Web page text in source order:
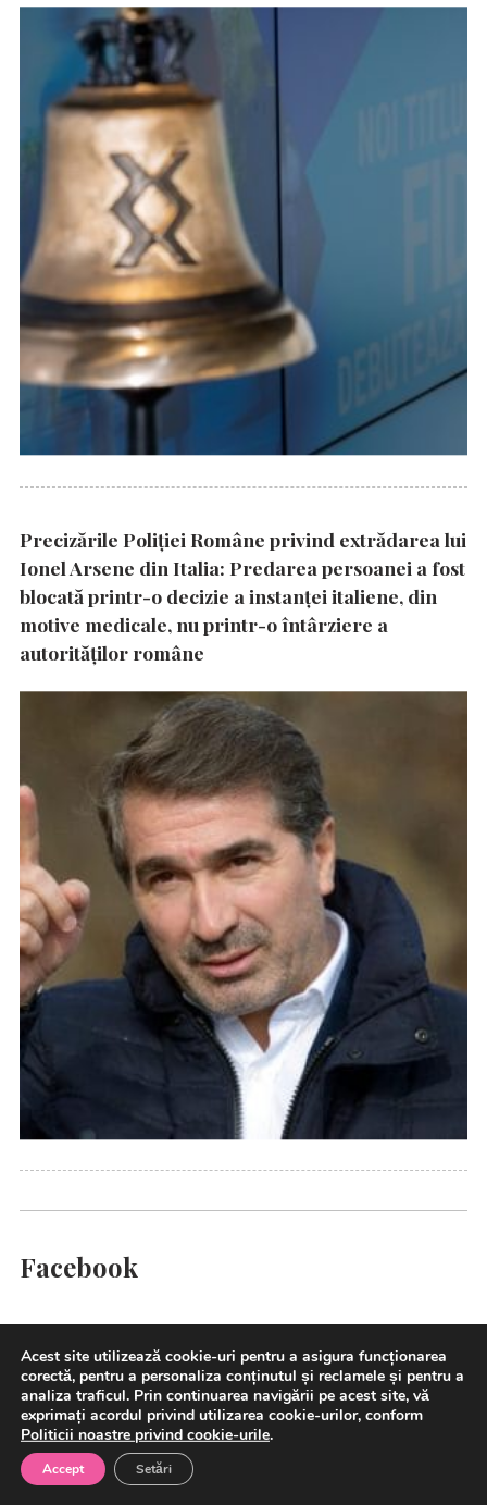
Precizările Poliţiei Române privind extrădarea lui
Ionel Arsene din Italia: Predarea persoanei a fost
blocată printr-o decizie a instanţei italiene, din
motive medicale, nu printr-o întârziere a
autorităţilor române
Facebook
Comunicate de presa
INGBank România lansează SAFEbutton, funcţie
Acest site utilizează cookie-uri pentru a asigura funcționarea
corectă, pentru a personaliza conținutul și reclamele și pentru a
analiza traficul. Prin continuarea navigării pe acest site, vă
exprimați acordul privind utilizarea cookie-urilor, conform
Politicii noastre privind cookie-urile.
Accept Setări